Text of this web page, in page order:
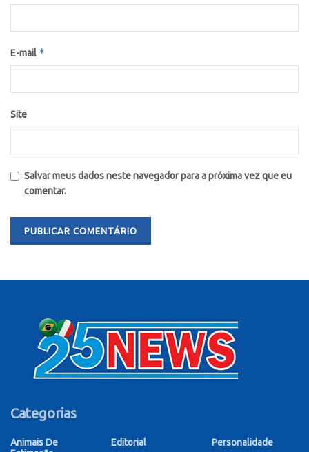
E-mail *
Site
Salvar meus dados neste navegador para a próxima vez que eu
comentar.
Categorias
Animais De
Editorial
Personalidade